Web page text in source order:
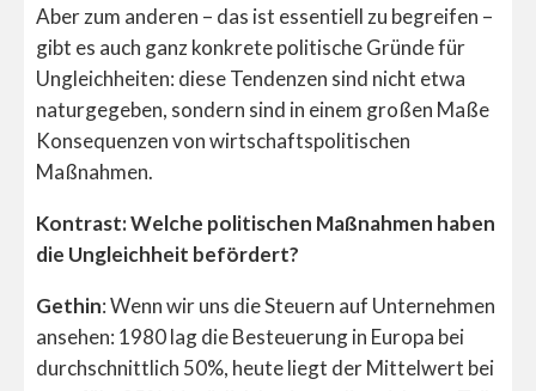
Aber zum anderen – das ist essentiell zu begreifen –
gibt es auch ganz konkrete politische Gründe für
Ungleichheiten: diese Tendenzen sind nicht etwa
naturgegeben, sondern sind in einem großen Maße
Konsequenzen von wirtschaftspolitischen
Maßnahmen.
Kontrast: Welche politischen Maßnahmen haben
die Ungleichheit befördert?
Gethin: Wenn wir uns die Steuern auf Unternehmen
ansehen: 1980 lag die Besteuerung in Europa bei
durchschnittlich 50%, heute liegt der Mittelwert bei